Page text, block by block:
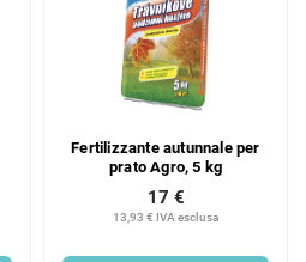
Fertilizzante autunnale per
prato Agro, 5 kg
13,93 € IVA esclusa
17 €